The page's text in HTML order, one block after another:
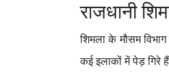
राजधानी
शिमला के मौसम
कई इलाकों में पेड़ गिरे